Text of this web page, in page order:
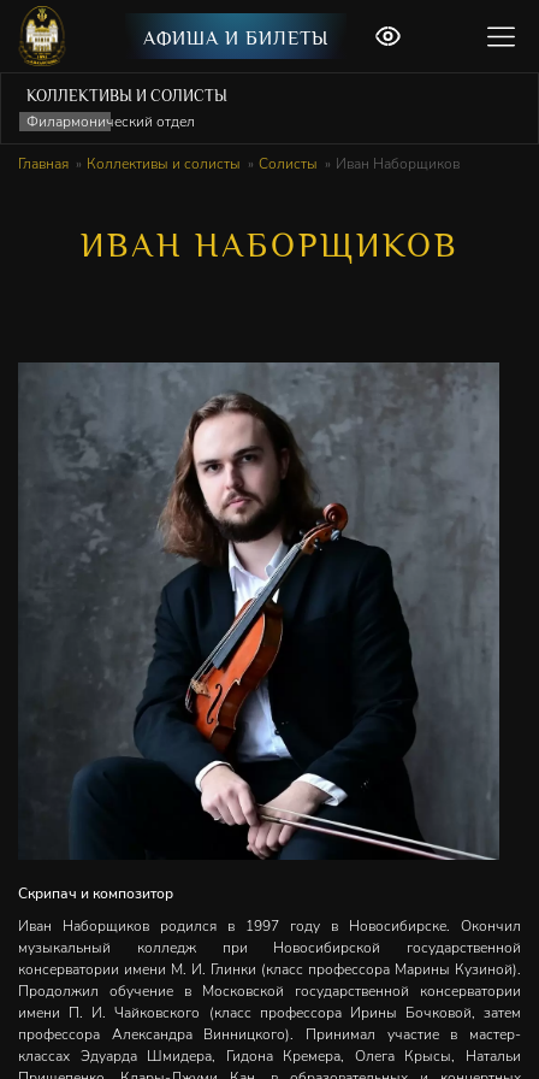
АФИША И БИЛЕТЫ
КОЛЛЕКТИВЫ И СОЛИСТЫ
Филармонический отдел
Главная Коллективы и солисты Солисты Иван Наборщиков
ИВАН НАБОРЩИКОВ
Скрипач и композитор
Иван Наборщиков родился в 1997 году в Новосибирске. Окончил
музыкальный колледж при Новосибирской государственной
консерватории имени М. И. Глинки (класс профессора Марины Кузиной).
Продолжил обучение в Московской государственной консерватории
имени П. И. Чайковского (класс профессора Ирины Бочковой, затем
профессора Александра Винницкого). Принимал участие в мастер-
классах Эдуарда Шмидера, Гидона Кремера, Олега Крысы, Натальи